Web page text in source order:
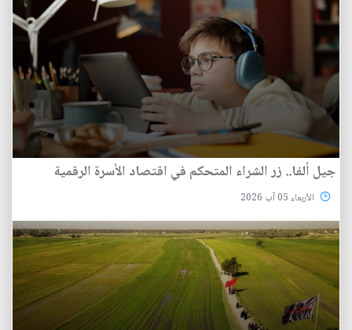
جيل ألفا.. زر الشراء المتحكم في اقتصاد الأسرة الرقمية
الأربعاء 05 آب 2026